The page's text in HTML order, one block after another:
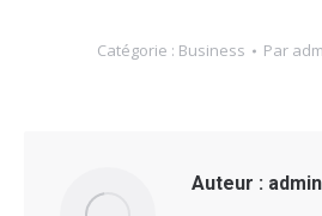
Catégorie : Business Par
Auteur : admin